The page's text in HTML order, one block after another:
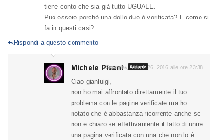
tiene conto che sia già tutto UGUALE.
Può essere perchè una delle due è verificata? E come si
fa in questi casi?
Rispondi a questo commento
Michele Pisani Autore
Saturday, March 26, 2016 alle ore 23:38
Ciao gianluigi,
non ho mai affrontato direttamente il tuo
problema con le pagine verificate ma ho
notato che è abbastanza ricorrente anche se
non è chiaro se effettivamente il fatto di unire
una pagina verificata con una che non lo è